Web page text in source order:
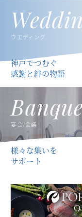
ウエディング
神戸でつむぐ
感謝と絆の物語
宴会/会議
様々な集いを
サポート